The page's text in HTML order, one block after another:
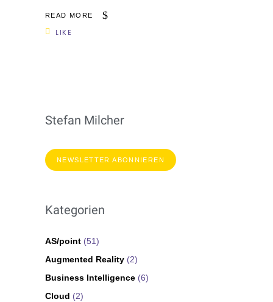
READ MORE
LIKE
Stefan Milcher
NEWSLETTER ABONNIEREN
Kategorien
AS/point (51)
Augmented Reality (2)
Business Intelligence (6)
Cloud (2)